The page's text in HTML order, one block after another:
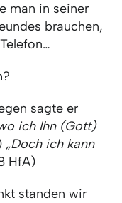
man in seiner
brauchen,
sagte er
ich Ihn (Gott)
„Doch ich kann
HfA)
standen wir